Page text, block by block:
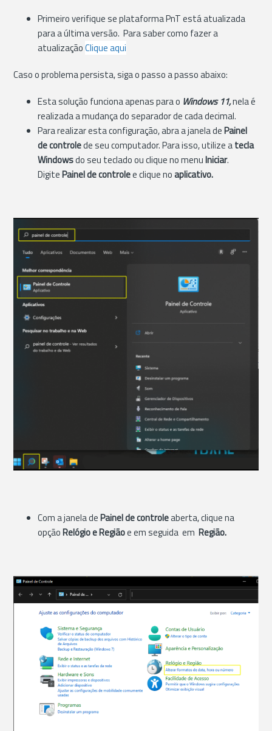
Primeiro verifique se plataforma PnT está atualizada
para a última versão. Para saber como fazer a
atualizaçãoClique aqui
Caso o problema persista, siga o passo a passo abaixo:
Esta solução funciona apenas para o Windows 11,nela é
realizada a mudança do separador de cada decimal.
Para realizar esta configuração, abra a janela dePainel
de controlede seu computador. Para isso, utilize atecla
Windowsdo seu teclado ou clique no menuIniciar.
DigitePainel de controlee clique noaplicativo.
Com a janela dePainel de controleaberta, clique na
opçãoRelógio e Regiãoe em seguida emRegião.